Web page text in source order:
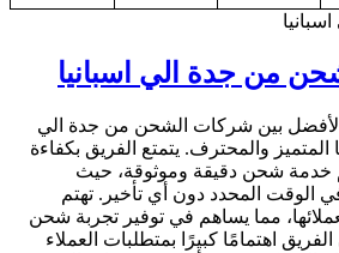
من جدة الي اسبانيا
الأفضل بين شركات الشحن من جدة الي
المتميز والمحترف. يتمتع الفريق بكفاءة
خدمة شحن دقيقة وموثوقة، حيث
الوقت المحدد دون أي تأخير. تهتم
مما يساهم في توفير تجربة شحن
اهتمامًا كبيرًا بمتطلبات العملاء